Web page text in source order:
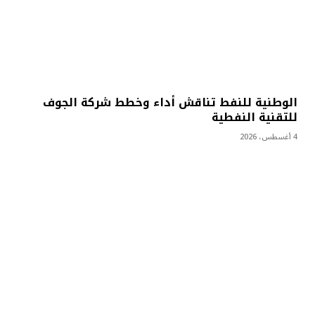
الوطنية للنفط تناقش أداء وخطط شركة الجوف
للتقنية النفطية
4 أغسطس، 2026